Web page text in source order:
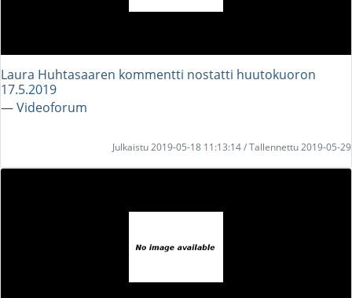
Laura Huhtasaaren kommentti nostatti huutokuoron
17.5.2019
― Videoforum
Julkaistu 2019-05-18 11:13:14 / Tallennettu 2019-05-29